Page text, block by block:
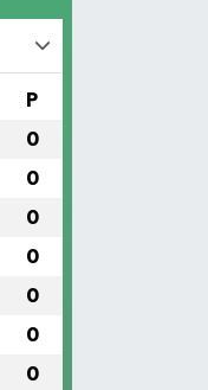
P
0
0
0
0
0
0
0